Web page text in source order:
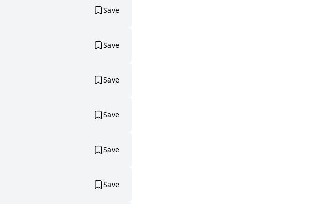
Save
Save
Save
Save
Save
Save